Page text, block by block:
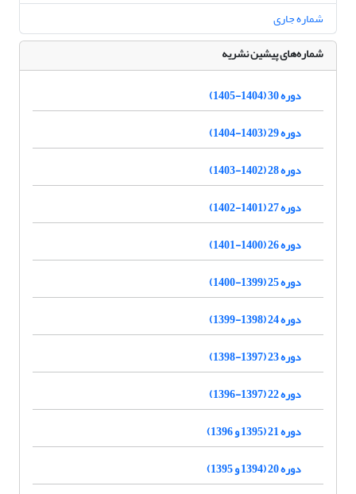
شماره جاری
شماره‌های پیشین نشریه
دوره 30 (1404-1405)
دوره 29 (1403-1404)
دوره 28 (1402-1403)
دوره 27 (1401-1402)
دوره 26 (1400-1401)
دوره 25 (1399-1400)
دوره 24 (1398-1399)
دوره 23 (1397-1398)
دوره 22 (1397-1396)
دوره 21 (1395 و 1396)
دوره 20 (1394 و 1395)